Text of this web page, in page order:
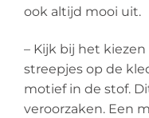
ook altijd mooi uit.
– Kijk bij het
streepjes op de
motief in de stof.
veroorzaken. Een